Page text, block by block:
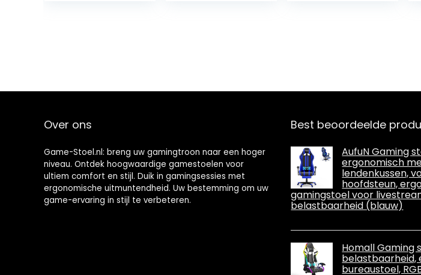
belastbaarheid
Over ons
Game-Stoel.nl: breng uw gamingtroon naar een hoger
niveau. Ontdek hoogwaardige gamestoelen voor
ultiem comfort en stijl. Duik in gamingsessies met
ergonomische uitmuntendheid. Uw bestemming om uw
game-ervaring in stijl te verbeteren.
Best beoordeelde
AufuN Gaming
ergonomisch
lendenkussen,
hoofdsteun,
gamingstoel voor
belastbaarheid (blauw)
Homall Gaming
belastbaarheid,
bureaustoel,